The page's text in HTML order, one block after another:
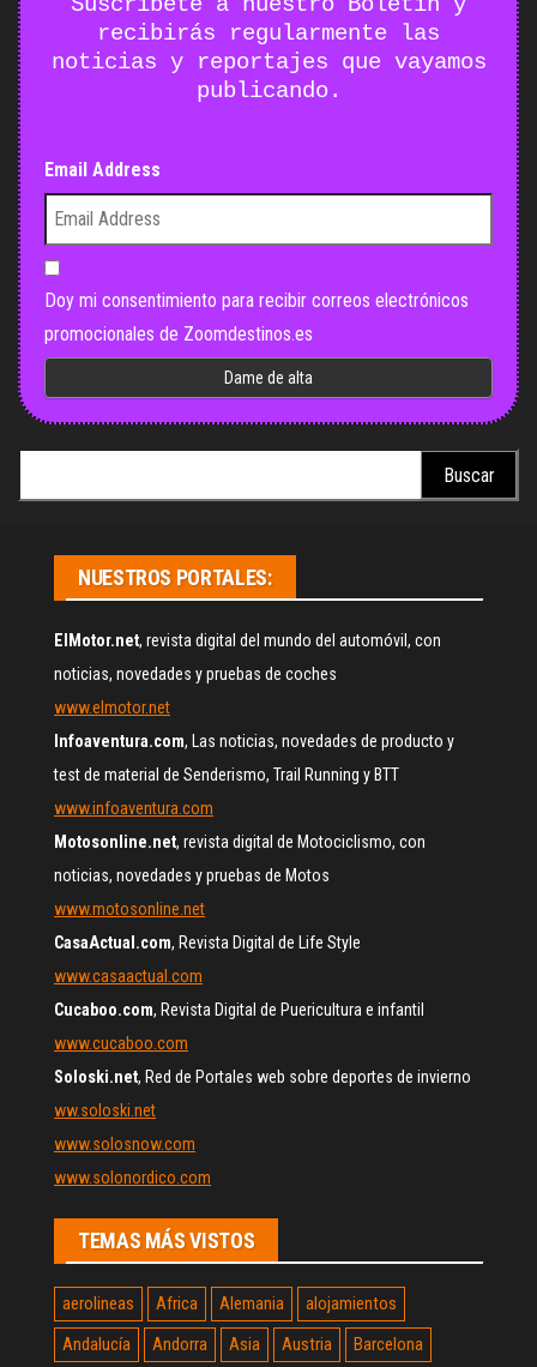
recibirás regularmente las
noticias y reportajes que vayamos
publicando.
Email Address
Doy mi consentimiento para recibir correos electrónicos
promocionales de Zoomdestinos.es
NUESTROS PORTALES:
ElMotor.net, revista digital del mundo del automóvil, con
noticias, novedades y pruebas de coches
www.elmotor.net
Infoaventura.com, Las noticias, novedades de producto y
test de material de Senderismo, Trail Running y BTT
www.infoaventura.com
Motosonline.net, revista digital de Motociclismo, con
noticias, novedades y pruebas de Motos
www.motosonline.net
CasaActual.com, Revista Digital de Life Style
www.casaactual.com
Cucaboo.com, Revista Digital de Puericultura e infantil
www.cucaboo.com
Soloski.net, Red de Portales web sobre deportes de invierno
ww.soloski.net
www.solosnow.com
www.solonordico.com
TEMAS MÁS VISTOS
aerolineas Africa Alemania
alojamientos
Andalucía
Andorra Asia Austria
Barcelona